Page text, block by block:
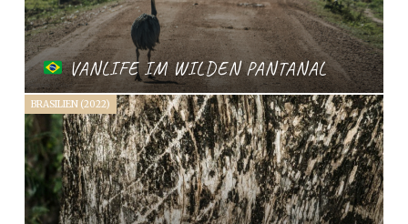
VANLIFE IM WILDEN PANTANAL
BRASILIEN (2022)